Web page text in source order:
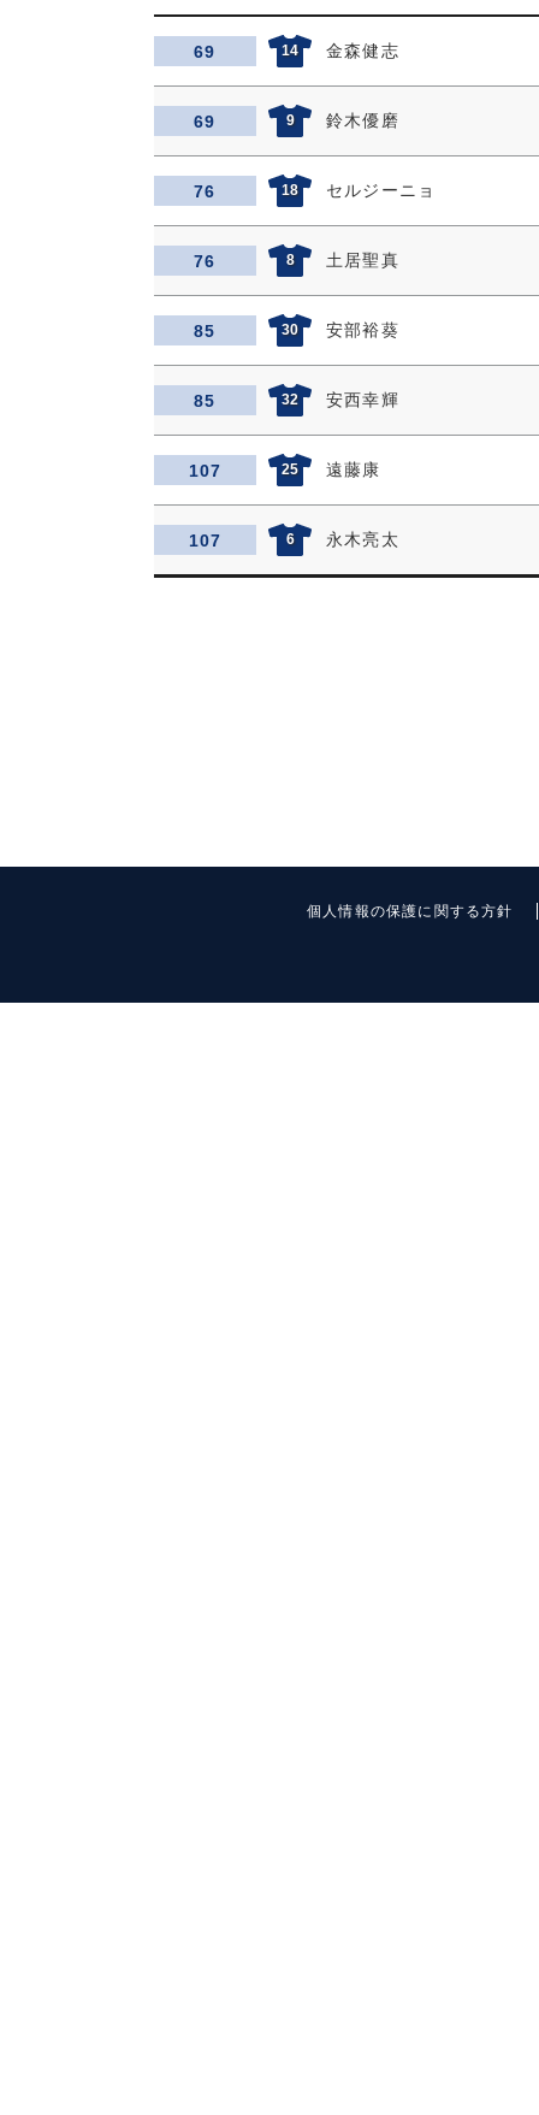
69 14 金森健志
69 9 鈴木優磨
76 18 セルジーニョ
76 8 土居聖真
85 30 安部裕葵
85 32 安西幸輝
107 25 遠藤康
107 6 永木亮太
個人情報の保護に関する方針